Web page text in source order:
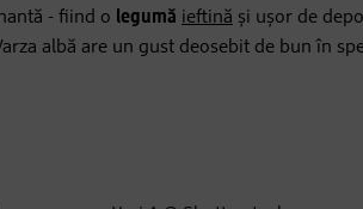
- fiind o legumă ieftină și ușor de
albă are un gust deosebit de bun în